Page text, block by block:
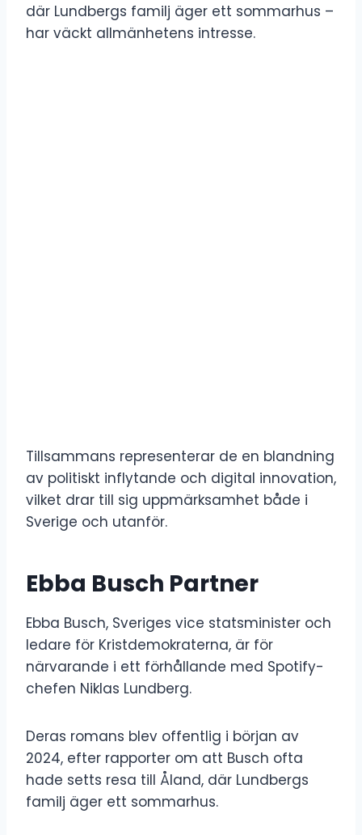
där Lundbergs familj äger ett sommarhus –
har väckt allmänhetens intresse.
Tillsammans representerar de en blandning
av politiskt inflytande och digital innovation,
vilket drar till sig uppmärksamhet både i
Sverige och utanför.
Ebba Busch Partner
Ebba Busch, Sveriges vice statsminister och
ledare för Kristdemokraterna, är för
närvarande i ett förhållande med Spotify-
chefen Niklas Lundberg.
Deras romans blev offentlig i början av
2024, efter rapporter om att Busch ofta
hade setts resa till Åland, där Lundbergs
familj äger ett sommarhus.